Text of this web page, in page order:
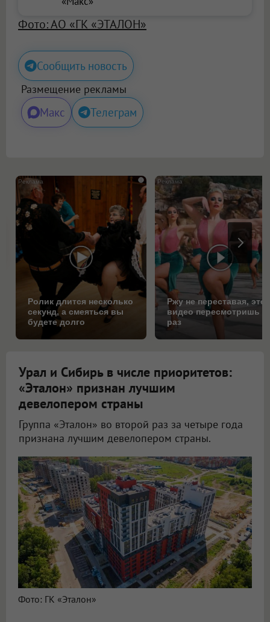
Фото: АО «ГК «ЭТАЛОН»
Сообщить новость
Размещение рекламы
Макс Телеграм
i
Ролик длится несколько
секунд, а смеяться вы
будете долго
Ржу не переставая, это
видео пересмотришь
раз
Урал и Сибирь в числе приоритетов:
«Эталон» признан лучшим
девелопером страны
Группа «Эталон» во второй раз за четыре года
признана лучшим девелопером страны.
Фото: ГК «Эталон»